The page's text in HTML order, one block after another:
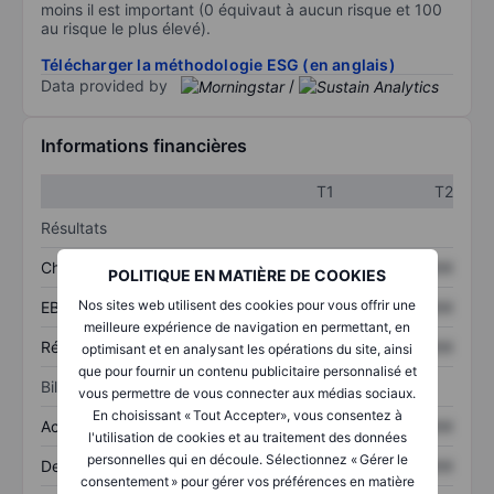
POLITIQUE EN MATIÈRE DE COOKIES
Nos sites web utilisent des cookies pour vous offrir une
meilleure expérience de navigation en permettant, en
optimisant et en analysant les opérations du site, ainsi
que pour fournir un contenu publicitaire personnalisé et
vous permettre de vous connecter aux médias sociaux.
En choisissant « Tout Accepter», vous consentez à
l'utilisation de cookies et au traitement des données
personnelles qui en découle. Sélectionnez « Gérer le
consentement » pour gérer vos préférences en matière
moins il est important (0 équivaut à aucun risque et 100
au risque le plus élevé).
Télécharger la méthodologie ESG (en anglais)
Data provided by
/
Informations financières
T1
T2
Résultats
Chiffre d’affaires XXXXXXX XXXXXXX
EBITDA XXXXXXX XXXXXXX
Résultat net XXXXXXX XXXXXXX
Bilan
Actifs totaux XXXXXXX XXXXXXX
Dette totale XXXXXXX XXXXXXX